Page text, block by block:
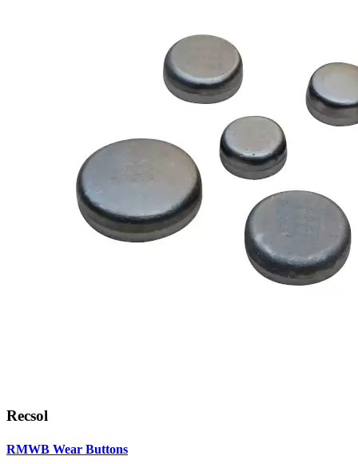
Recsol
RMWB Wear Buttons